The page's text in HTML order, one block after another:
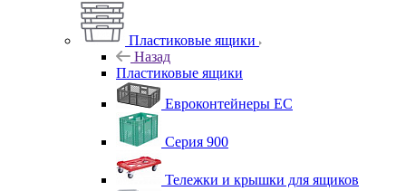
Пластиковые ящики
Назад
Пластиковые ящики
Евроконтейнеры ЕС
Серия 900
Тележки и крышки для ящиков